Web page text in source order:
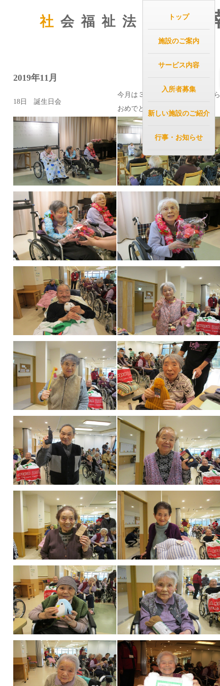
社 会福祉法 芸
トップ
施設のご案内
サービス内容
入所者募集
新しい施設のご紹介
行事・お知らせ
2019年11月
18日 誕生日会
今月は３名の方が誕生日を迎え
おめでとうございます